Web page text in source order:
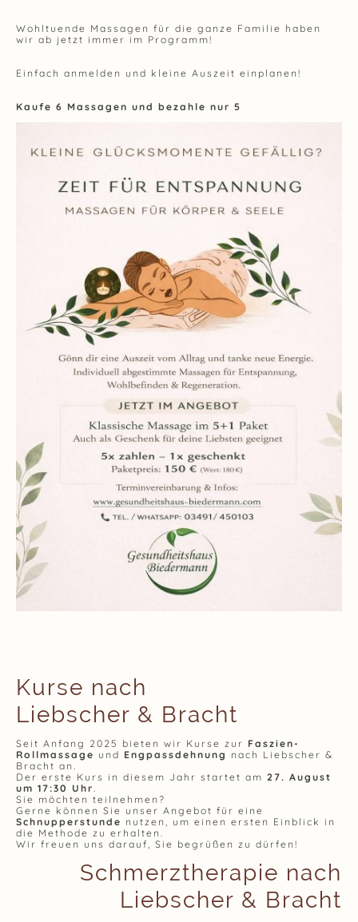
Wohltuende Massagen für die ganze Familie haben
wir ab jetzt immer im Programm!
Einfach anmelden und kleine Auszeit einplanen!
Kaufe 6 Massagen und bezahle nur 5
Kurse nach
Liebscher & Bracht
Seit Anfang 2025 bieten wir Kurse zur Faszien-
Rollmassage und Engpassdehnung nach Liebscher &
Bracht an.
Der erste Kurs in diesem Jahr startet am 27. August
um 17:30 Uhr.
Sie möchten teilnehmen?
Gerne können Sie unser Angebot für eine
Schnupperstunde nutzen, um einen ersten Einblick in
die Methode zu erhalten.
Wir freuen uns darauf, Sie begrüßen zu dürfen!
Schmerztherapie nach
Liebscher & Bracht